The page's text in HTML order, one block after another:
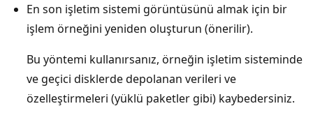
En son işletim sistemi görüntüsünü almak için bir
işlem örneğini yeniden oluşturun (önerilir).
Bu yöntemi kullanırsanız, örneğin işletim sisteminde
ve geçici disklerde depolanan verileri ve
özelleştirmeleri (yüklü paketler gibi) kaybedersiniz.